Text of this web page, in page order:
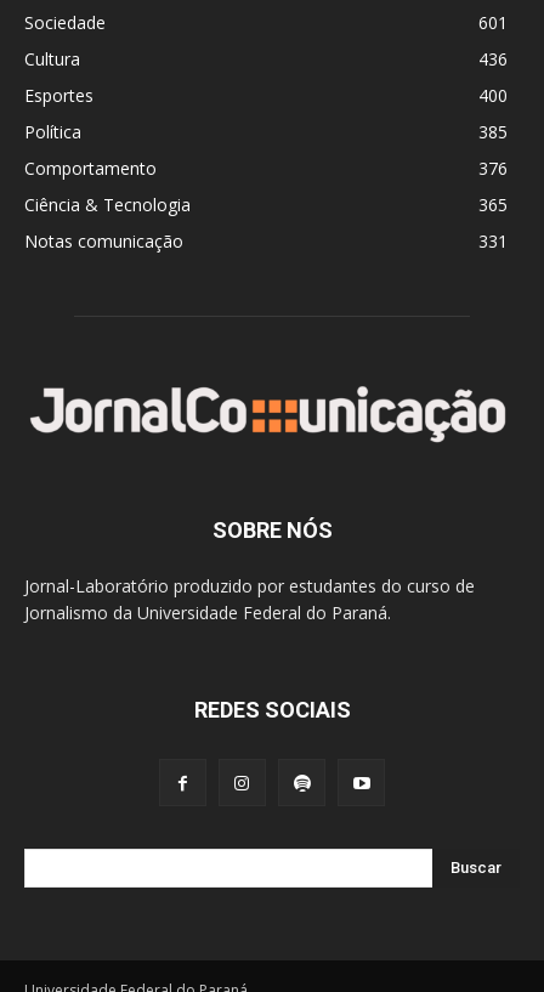
Sociedade
601
Cultura
436
Esportes
400
Política
385
Comportamento
376
Ciência & Tecnologia
365
Notas comunicação
331
SOBRE NÓS
Jornal-Laboratório produzido por estudantes do curso de
Jornalismo da Universidade Federal do Paraná.
REDES SOCIAIS
Buscar